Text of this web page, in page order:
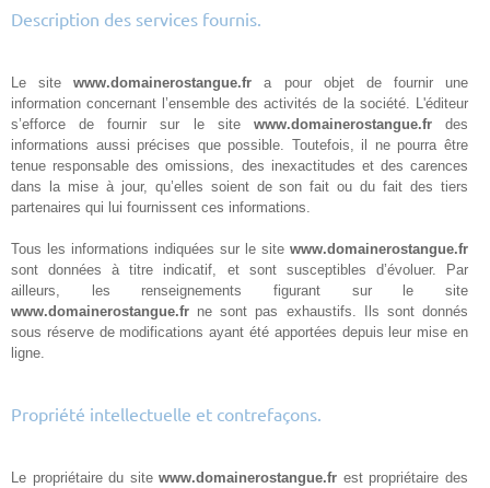
Description des services fournis.
Le sitewww.domainerostangue.fr a pour objet de fournir une
information concernant l’ensemble des activités de la société. L'éditeur
s’efforce de fournir sur le site www.domainerostangue.frdes
informations aussi précises que possible. Toutefois, il ne pourra être
tenue responsable des omissions, des inexactitudes et des carences
dans la mise à jour, qu’elles soient de son fait ou du fait des tiers
partenaires qui lui fournissent ces informations.
Tous les informations indiquées sur le site www.domainerostangue.fr
sont données à titre indicatif, et sont susceptibles d’évoluer. Par
ailleurs, les renseignements figurant sur le site
www.domainerostangue.fr ne sont pas exhaustifs. Ils sont donnés
sous réserve de modifications ayant été apportées depuis leur mise en
ligne.
Propriété intellectuelle et contrefaçons.
Le propriétaire du sitewww.domainerostangue.fr est propriétaire des